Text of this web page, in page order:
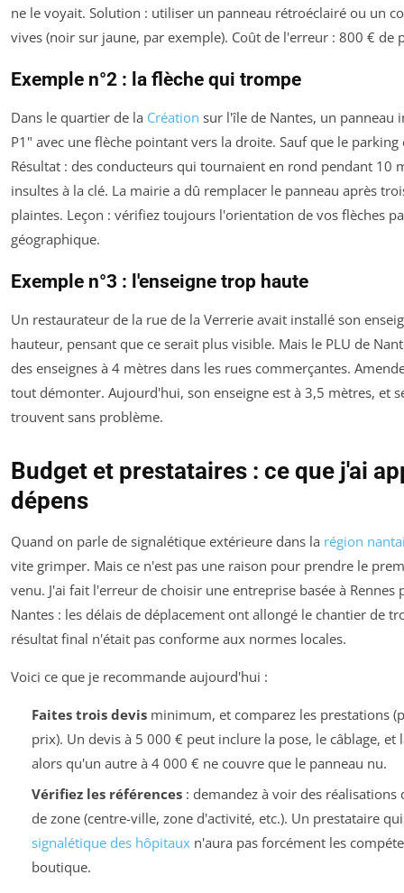
ne le voyait. Solution : utiliser un panneau rétroéclairé ou un
vives (noir sur jaune, par exemple). Coût de l'erreur : 800 € de
Exemple n°2 : la flèche qui trompe
Dans le quartier de la Création sur l'île de Nantes, un panneau
P1" avec une flèche pointant vers la droite. Sauf que le parking
Résultat : des conducteurs qui tournaient en rond pendant 10
insultes à la clé. La mairie a dû remplacer le panneau après
plaintes. Leçon : vérifiez toujours l'orientation de vos flèches
géographique.
Exemple n°3 : l'enseigne trop haute
Un restaurateur de la rue de la Verrerie avait installé son
hauteur, pensant que ce serait plus visible. Mais le PLU de
des enseignes à 4 mètres dans les rues commerçantes.
tout démonter. Aujourd'hui, son enseigne est à 3,5 mètres, et
trouvent sans problème.
Budget et prestataires : ce que j'ai
dépens
Quand on parle de signalétique extérieure dans la région
vite grimper. Mais ce n'est pas une raison pour prendre le
venu. J'ai fait l'erreur de choisir une entreprise basée à Rennes
Nantes : les délais de déplacement ont allongé le chantier de
résultat final n'était pas conforme aux normes locales.
Voici ce que je recommande aujourd'hui :
Faites trois devisminimum, et comparez les prestations
prix). Un devis à 5 000 € peut inclure la pose, le câblage, et
alors qu'un autre à 4 000 € ne couvre que le panneau nu.
Vérifiez les références: demandez à voir des réalisations
de zone (centre-ville, zone d'activité, etc.). Un prestataire
signalétique des hôpitauxn'aura pas forcément les
boutique.